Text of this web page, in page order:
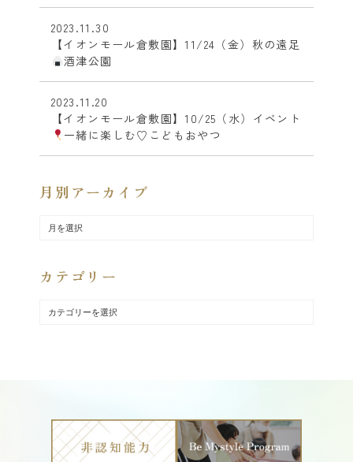
2023.11.30
【イオンモール倉敷園】11/24（金）秋の遠足
酒津公園
2023.11.20
【イオンモール倉敷園】10/25（水）イベント
一緒に楽しむ♡こどもおやつ
月別アーカイブ
カテゴリー